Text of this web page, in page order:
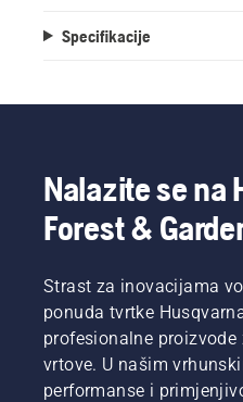
Specifikacije
Nalazite se na
Forest &
Strast za inovacijama
ponuda tvrtke
profesionalne
vrtove. U našim
performanse i